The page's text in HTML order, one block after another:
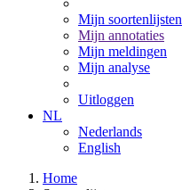
Mijn soortenlijsten
Mijn annotaties
Mijn meldingen
Mijn analyse
Uitloggen
NL
Nederlands
English
Home